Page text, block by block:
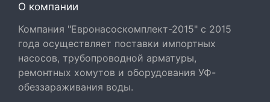
О компании
Компания "Евронасоскомплект-2015" с 2015
года осуществляет поставки импортных
насосов, трубопроводной арматуры,
ремонтных хомутов и оборудования УФ-
обеззараживания воды.